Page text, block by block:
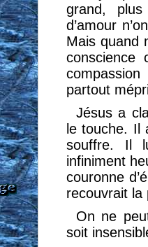
grand,
d’amour
Mais quand
partout
Jésus a
le touche. Il
souffre. Il
infiniment
couronne
recouvrait la
On ne
soit